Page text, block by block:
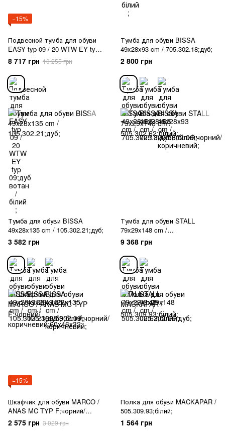
−15%
Подвесной тумба для обуви
EASY typ 09 / 20 WTW EY typ
09;дуб вотан / білий ;
8 717 грн 10 255 грн
Тумба для обуви BISSA
49x28x93 cm / 705.302.18;дуб;
2 800 грн
Тумба для обуви BISSA
49x28x135 cm / 105.302.21;дуб;
3 582 грн
Тумба для обуви STALL
79x29x148 cm /
505.302.62;білий;
9 368 грн
−15%
Шкафчик для обуви MARCO /
ANAS MC TYP F;чорний/
коричневий;60х46х32;
2 575 грн 3 029 грн
Полка для обуви MACKAPAR /
505.309.93;білий;
1 564 грн